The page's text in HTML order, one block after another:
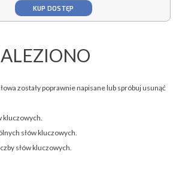
KUP DOSTĘP
zostały poprawnie napisane lub spróbuj usunąć
kluczowych.
słów kluczowych.
słów kluczowych.